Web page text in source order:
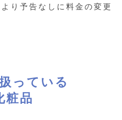
り予告なしに料金の変更
っている
粧品